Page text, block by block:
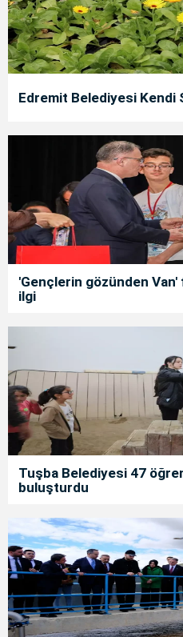
Edremit Belediyesi Kendi
'Gençlerin gözünden
ilgi
Tuşba Belediyesi 47
buluşturdu